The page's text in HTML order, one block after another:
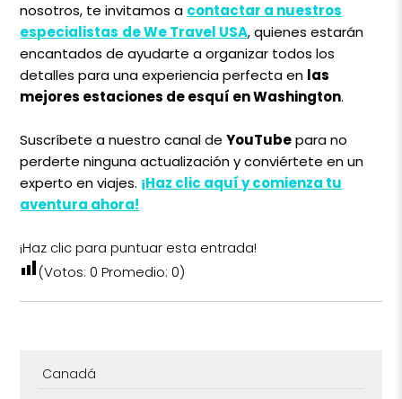
nosotros, te invitamos a contactar a nuestros
especialistas de We Travel USA, quienes estarán
encantados de ayudarte a organizar todos los
detalles para una experiencia perfecta en las
mejores estaciones de esquí en Washington.
Suscríbete a nuestro canal deYouTubepara no
perderte ninguna actualización y conviértete en un
experto en viajes. ¡Haz clic aquí y comienza tu
aventura ahora!
¡Haz clic para puntuar esta entrada!
(Votos:0 Promedio:0)
Canadá